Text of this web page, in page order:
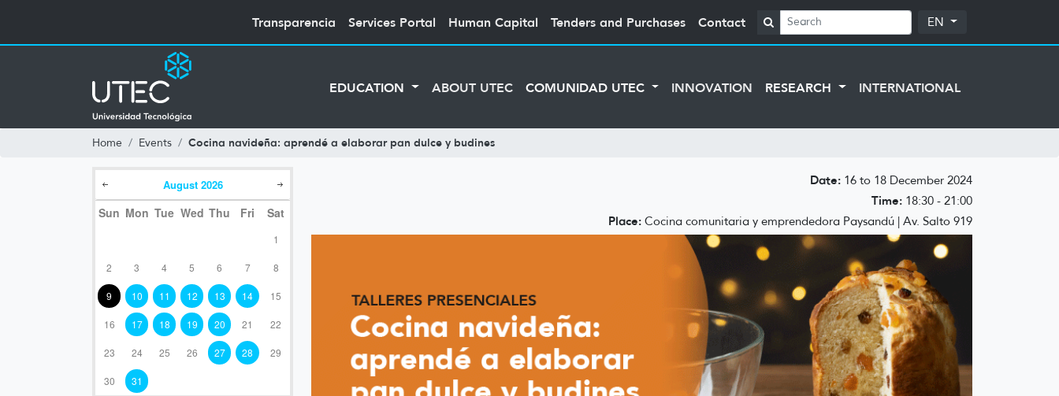
Transparencia Services Portal Human Capital Tenders and Purchases Contact EN
EDUCATION ABOUT UTEC COMUNIDAD UTEC INNOVATION RESEARCH INTERNATIONAL
Home Events Cocina navideña: aprendé a elaborar pan dulce y budines
August 2026
Sun Mon Tue Wed Thu Fri Sat
1
2 3 4 5 6 7 8
9 10 11 12 13 14 15
16 17 18 19 20 21 22
23 24 25 26 27 28 29
30 31
Date: 16 to 18 December 2024
Time: 18:30 - 21:00
Place: Cocina comunitaria y emprendedora Paysandú | Av. Salto 919